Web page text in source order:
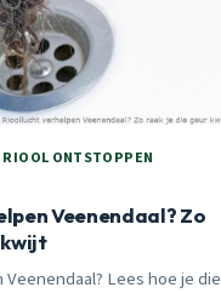
RIOOL ONTSTOPPEN
Veenendaal? Zo
kwijt
Lees hoe je die